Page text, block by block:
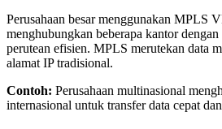
Perusahaan besar menggunakan MPLS
menghubungkan beberapa kantor
perutean efisien. MPLS merutekan data
alamat IP tradisional.
Contoh: Perusahaan multinasional
internasional untuk transfer data cepat